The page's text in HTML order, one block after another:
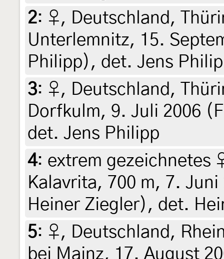
2: ♀, Deutschland,
Unterlemnitz, 15.
Philipp), det. Jens
3: ♀, Deutschland,
Dorfkulm, 9. Juli 2006
det. Jens Philipp
4: extrem gezeichnetes
Kalavrita, 700 m, 7.
Heiner Ziegler), det.
5: ♀, Deutschland,
bei Mainz, 17. August